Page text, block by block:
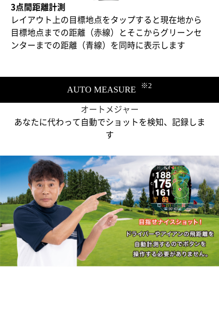
3点間距離計測
レイアウト上の目標地点をタップすると現在地から
目標地点までの距離（赤線）とそこからグリーンセ
ンターまでの距離（青線）を同時に表示します
AUTO MEASURE ※2
オートメジャー
あなたに代わって自動でショットを検知、記録しま
す